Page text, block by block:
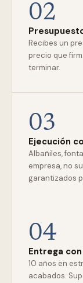
02
Recibes un
precio que
terminar.
03
Ejecución
Albañiles,
empresa, no
garantizados
04
Entrega
10 años en
acabados.